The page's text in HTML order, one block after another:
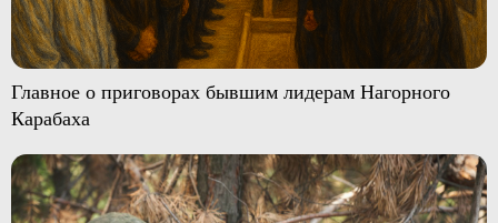
Главное о приговорах бывшим лидерам Нагорного
Карабаха